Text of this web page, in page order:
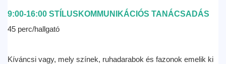
9:00-16:00 STÍLUSKOMMUNIKÁCIÓS TANÁCSADÁS
45 perc/hallgató
Kíváncsi vagy, mely színek, ruhadarabok és fazonok emelik ki